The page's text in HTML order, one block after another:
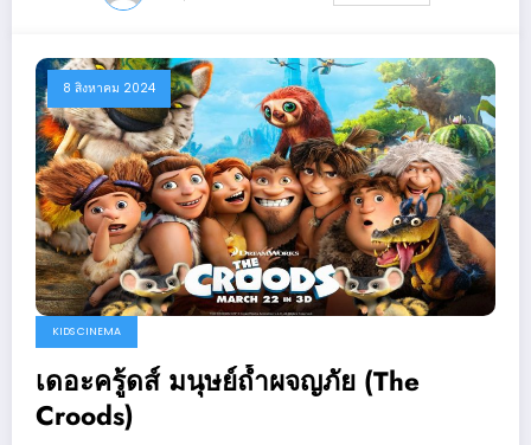
8 สิงหาคม 2024
KIDS CINEMA
เดอะครู้ดส์ มนุษย์ถ้ำผจญภัย (The
Croods)